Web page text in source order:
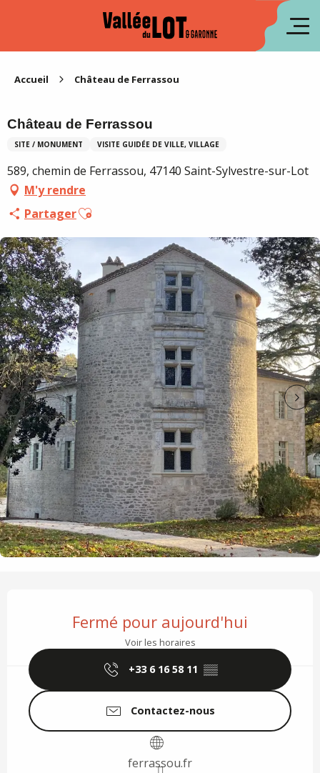
Accueil Château de Ferrassou
Château de Ferrassou
SITE / MONUMENT VISITE GUIDÉE DE VILLE, VILLAGE
589, chemin de Ferrassou, 47140 Saint-Sylvestre-sur-Lot
M'y rendre
PartagerAjouter aux favoris
Fermé pour aujourd'hui
Voir les horaires
+33 6 16 58 11 ▒▒
Contactez-nous
ferrassou.fr